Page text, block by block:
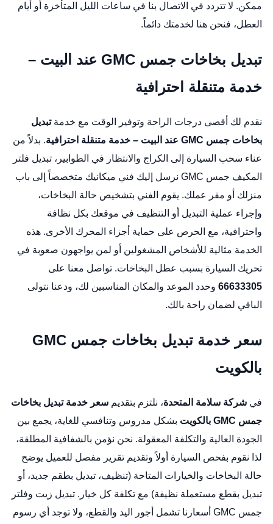
ممكن. لا تتردد في الاتصال بنا في ساعات الليل المتأخرة أو أيام
العطل، فنحن هنا لخدمتك دائماً.
تبديل بخاخات جمس GMC عند البيت –
خدمة متنقلة احترافية
نقدم لك أقصى درجات الراحة وتوفير الوقت مع خدمةتبديل
بخاخات جمس GMC عند البيت – خدمة متنقلة احترافية
. بدلاً من
عناء سحب السيارة إلى الكراج والانتظار في الطوابير، تبديل فلتر
المكيف جمس GMC
نرسل إليك فني ميكانيك متخصصاً إلى باب
منزلك أو مقر عملك. يقوم الفني بتشخيص حالة البخاخات،
وإجراء عملية التبديل أو التنظيف في موقعك بكل نظافة
واحترافية، مع الحرص على حماية أجزاء المحرك الأخرى. هذه
الخدمة مثالية للأشخاص المشغولين أو لمن يواجهون صعوبة في
تحريك السيارة بسبب عطل البخاخات. تواصل معنا على
66633305وحدد الموعد والمكان المناسبين لك، ودعنا نتولى
الباقي لضمان راحة بالك.
سعر خدمة تبديل بخاخات جمس GMC
بالكويت
في شركة سلامة المتحدة، نلتزم بتقديم سعر خدمة تبديل بخاخات
جمس GMC بالكويت
بشكل مدروس وتنافسي للغاية، يجمع بين
الجودة العالية والتكلفة المعقولة. نحن نؤمن بالشفافية المطلقة،
لذا نقوم بفحص السيارة أولاً وتقديم تقرير مفصل للعميل يوضح
حالة البخاخات والخيارات المتاحة (تنظيف، تبديل بطقم جديد، أو
تبديل بقطع مستعملة نظيفة) مع تكلفة كل خيار. تبديل زيت وفلتر
جمس GMC
أسعارنا تشمل أجور اليد والقطع، ولا توجد أي رسوم